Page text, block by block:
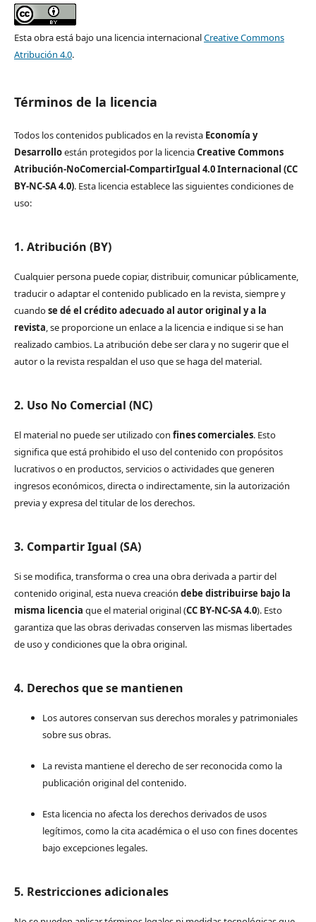
Esta obra está bajo una licencia internacionalCreative Commons
Atribución 4.0.
Términos de la licencia
Todos los contenidos publicados en la revista Economía y
Desarrolloestán protegidos por la licenciaCreative Commons
Atribución-NoComercial-CompartirIgual 4.0 Internacional (CC
BY-NC-SA 4.0). Esta licencia establece las siguientes condiciones de
uso:
1. Atribución (BY)
Cualquier persona puede copiar, distribuir, comunicar públicamente,
traducir o adaptar el contenido publicado en la revista, siempre y
cuandose dé el crédito adecuado al autor original y a la
revista, se proporcione un enlace a la licencia e indique si se han
realizado cambios. La atribución debe ser clara y no sugerir que el
autor o la revista respaldan el uso que se haga del material.
2. Uso No Comercial (NC)
El material no puede ser utilizado con fines comerciales. Esto
significa que está prohibido el uso del contenido con propósitos
lucrativos o en productos, servicios o actividades que generen
ingresos económicos, directa o indirectamente, sin la autorización
previa y expresa del titular de los derechos.
3. Compartir Igual (SA)
Si se modifica, transforma o crea una obra derivada a partir del
contenido original, esta nueva creación debe distribuirse bajo la
misma licencia que el material original (CC BY-NC-SA 4.0). Esto
garantiza que las obras derivadas conserven las mismas libertades
de uso y condiciones que la obra original.
4. Derechos que se mantienen
Los autores conservan sus derechos morales y patrimoniales
sobre sus obras.
La revista mantiene el derecho de ser reconocida como la
publicación original del contenido.
Esta licencia no afecta los derechos derivados de usos
legítimos, como la cita académica o el uso con fines docentes
bajo excepciones legales.
5. Restricciones adicionales